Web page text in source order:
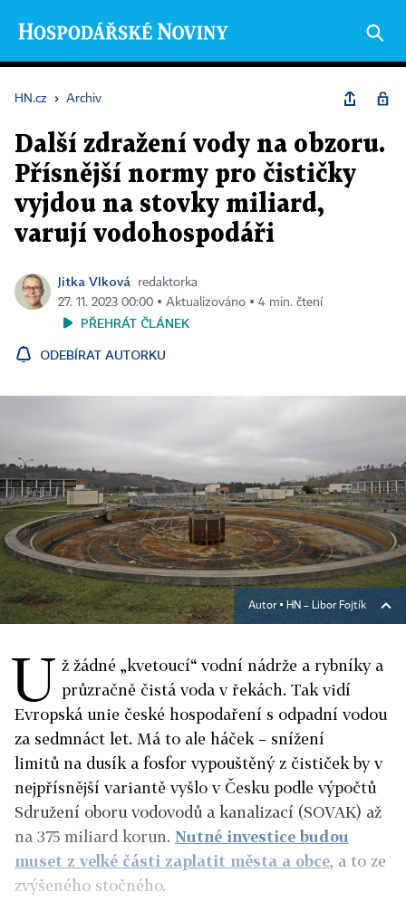
HN.cz › Archiv
Další zdražení vody na obzoru.
Přísnější normy pro čističky
vyjdou na stovky miliard,
varují vodohospodáři
Jitka Vlková
redaktorka
27. 11. 2023 00:00 ▪ Aktualizováno ▪ 4 min. čtení
PŘEHRÁT ČLÁNEK
ODEBÍRAT AUTORKU
Autor ▪ HN – Libor Fojtík
U ž žádné „kvetoucí“ vodní nádrže a rybníky a
průzračně čistá voda v řekách. Tak vidí
Evropská unie české hospodaření s odpadní vodou
za sedmnáct let. Má to ale háček – snížení
limitů na dusík a fosfor vypouštěný z čističek by v
nejpřísnější variantě vyšlo v Česku podle výpočtů
Sdružení oboru vodovodů a kanalizací (SOVAK) až
na 375 miliard korun. Nutné investice budou
muset z velké části zaplatit města a obce, a to ze
zvýšeného stočného.